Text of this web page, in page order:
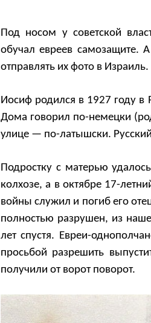
Под носом у советской
обучал евреев самозащите.
отправлять их фото в
Иосиф родился в 1927 году в
Дома говорил по-немецки
улице — по-латышски.
Подростку с матерью
колхозе, а в октябре 17-
войны служил и погиб его
полностью разрушен, из
лет спустя. Евреи-
просьбой разрешить
получили от ворот поворот.